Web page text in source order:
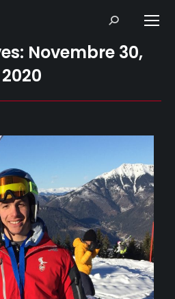
Search:
Novembre 30,
2020